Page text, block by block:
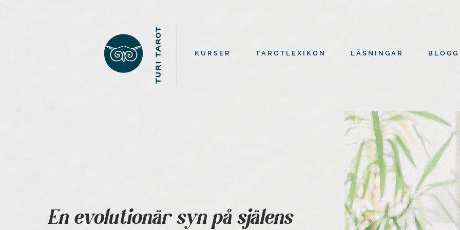
K U R S E R T A R O T L E X I K O N L Ä S N I N G A R B L O G G
En evolutionär syn på själens